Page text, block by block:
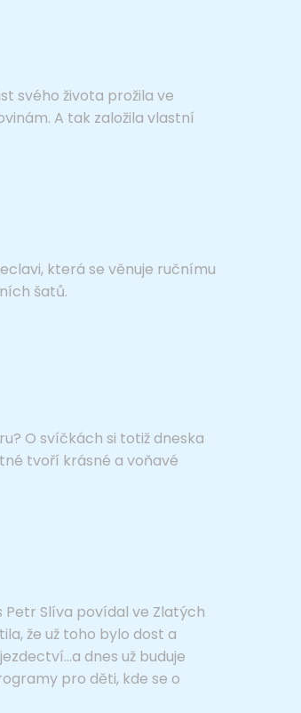
svého života prožila ve
A tak založila vlastní
která se věnuje ručnímu
šatů.
O svíčkách si totiž dneska
tvoří krásné a voňavé
Slíva povídal ve Zlatých
že už toho bylo dost a
dnes už buduje
pro děti, kde se o